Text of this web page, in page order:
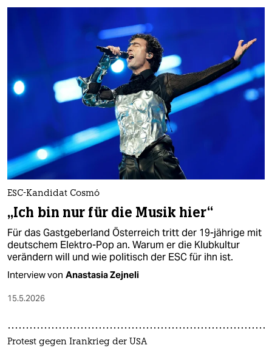
ESC-Kandidat Cosmó
„Ich bin nur für die Musik hier“
Für das Gastgeberland Österreich tritt der 19-jährige mit
deutschem Elektro-Pop an. Warum er die Klubkultur
verändern will und wie politisch der ESC für ihn ist.
Interview von Anastasia Zejneli
15.5.2026
Protest gegen Irankrieg der USA